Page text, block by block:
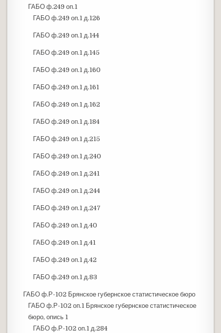
ГАБО ф.249 оп.1
ГАБО ф.249 оп.1 д.126
ГАБО ф.249 оп.1 д.144
ГАБО ф.249 оп.1 д.145
ГАБО ф.249 оп.1 д.160
ГАБО ф.249 оп.1 д.161
ГАБО ф.249 оп.1 д.162
ГАБО ф.249 оп.1 д.184
ГАБО ф.249 оп.1 д.215
ГАБО ф.249 оп.1 д.240
ГАБО ф.249 оп.1 д.241
ГАБО ф.249 оп.1 д.244
ГАБО ф.249 оп.1 д.247
ГАБО ф.249 оп.1 д.40
ГАБО ф.249 оп.1 д.41
ГАБО ф.249 оп.1 д.42
ГАБО ф.249 оп.1 д.83
ГАБО ф.Р-102 Брянское губернское статистическое бюро
ГАБО ф.Р-102 оп.1 Брянское губернское статистическое
бюро, опись 1
ГАБО ф.Р-102 оп.1 д.284